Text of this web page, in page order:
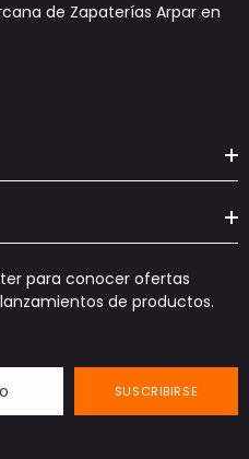
de Zapaterías Arpar en
para conocer ofertas
de productos.
SUSCRIBIRSE